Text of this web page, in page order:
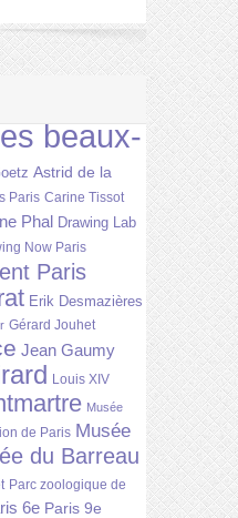
beaux-
Astrid de la
Paris Carine Tissot
Phal Drawing Lab
Now Paris
Paris
Erik Desmazières
Gérard Jouhet
Jean Gaumy
Louis XIV
Musée
de Paris Musée
du Barreau
Parc zoologique de
6e Paris 9e